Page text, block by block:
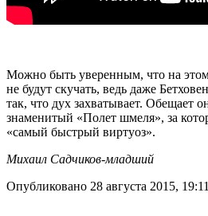
Можно быть уверенным, что на
не будут скучать, ведь даже
так, что дух захватывает. Обещает
знаменитый «Полет шмеля», за
«самый быстрый виртуоз».
Михаил Садчиков-младший
Опубликовано 28 августа 2015, 19:11